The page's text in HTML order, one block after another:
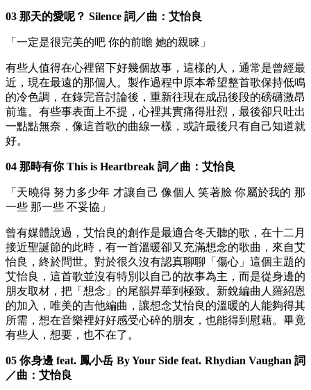
03 那天的愛呢？ Silence 詞／曲：艾怡良
「一定是很完美的吧 你的前瞻 她的親睞」
有些人值得在心裡留下好幾個故事，這樣的人，通常是曾經最
近，現在最遠的那個人。製作過程中原本希望整首歌保持低鳴
的冷色調，在錄完音討論後，重新往現在成品後段的磅礴激昂
前進。有些事表面上不提，心裡其實痛得壯烈，最後卻只吐出
一點點無奈，像這首歌的曲線一樣，或許最後只有自己知道就
好。
04 那時有你 This is Heartbreak 詞／曲：艾怡良
「天曉得 努力多少年 才讓自己 像個人 笑著臉 你屬於我的 那
一些 那一些 不妥協」
曾有媒體說過，艾怡良的創作是最適合冬天聽的歌，在十二月
接近聖誕節的此時，有一首溫暖卻又充滿想念的歌曲，來自艾
怡良，終於問世。對於很久沒有認真聊聊「傷心」這個主題的
艾怡良，這首歌並沒有特別以自己的故事為主，而是從身邊的
朋友取材，把「想念」的尾韻昇華到極致。新銳編曲人羅紹恩
的加入，唯美的吉他編曲，讓想念艾怡良的溫暖的人能夠得其
所需，想在音樂裡好好感受心碎的朋友，也能得到慰藉。畢竟
有些人，想要，也不在了。
05 你身邊 feat. 鳳小岳 By Your Side feat. Rhydian Vaughan 詞
／曲：艾怡良